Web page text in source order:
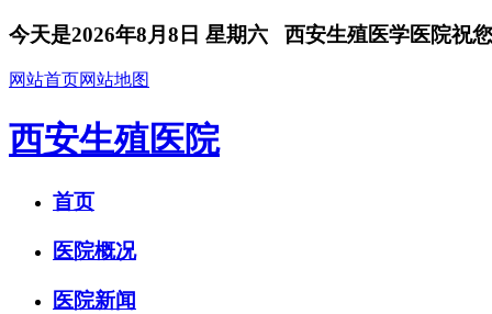
今天是2026年8月8日 星期六 西安生殖医学医院祝
网站首页网站地图
西安生殖医院
首页
医院概况
医院新闻